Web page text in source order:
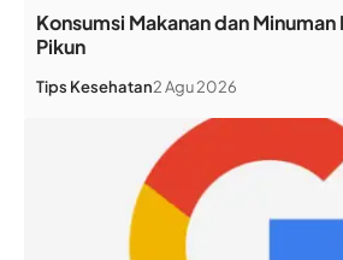
Konsumsi Makanan dan Minuman
Pikun
Tips Kesehatan2 Agu 2026